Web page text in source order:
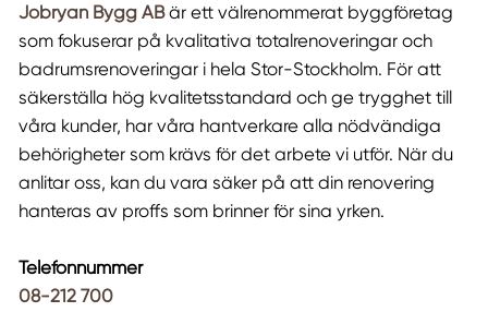
Jobryan Bygg ABär ett välrenommerat byggföretag
som fokuserar på kvalitativa totalrenoveringar och
badrumsrenoveringar i hela Stor-Stockholm. För att
säkerställa hög kvalitetsstandard och ge trygghet till
våra kunder, har våra hantverkare alla nödvändiga
behörigheter som krävs för det arbete vi utför. När du
anlitar oss, kan du vara säker på att din renovering
hanteras av proffs som brinner för sina yrken.
Telefonnummer
08-212 700